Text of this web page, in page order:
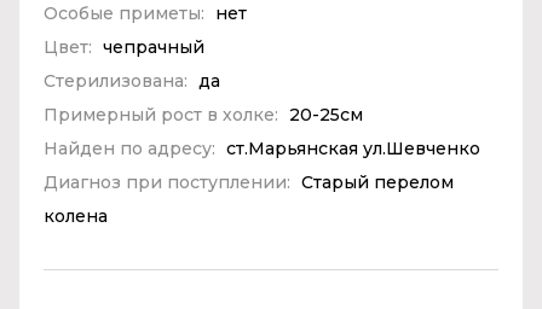
Особые приметы:
нет
Цвет: чепрачный
Стерилизована: да
Примерный рост в холке:
20-25см
Найден по адресу: ст.Марьянская ул.Шевченко
Диагноз при поступлении: Старый перелом
колена